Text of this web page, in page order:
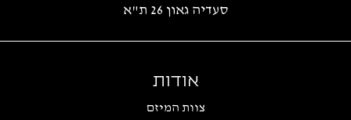
סעדיה גאון 26 ת"א
אודות
צוות המיזם